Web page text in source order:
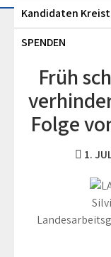
Kandidaten
SPENDEN
Früh
Folge
1.